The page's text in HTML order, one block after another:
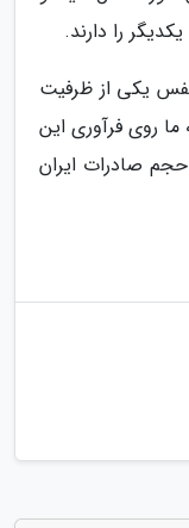
را دارند.
یکی از ظرفیت
روی فرآوری این
صادرات ایران